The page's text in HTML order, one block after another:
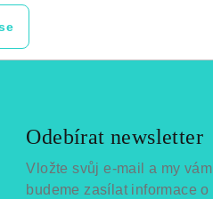
Odebírat newsletter
Vložte svůj e-mail a my vám
budeme zasílat informace o